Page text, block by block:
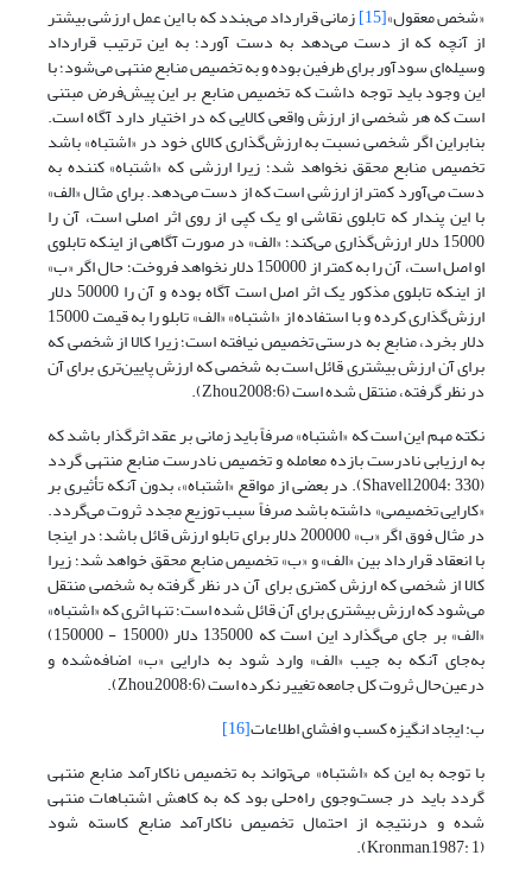
«شخص معقول»[15] زمانی قرارداد می‌بندد که با این عمل ارزشی بیشتر
از آنچه که از دست می‌دهد به دست آورد؛ به ‌این ‌ترتیب قرارداد
وسیله‌ای سودآور برای طرفین بوده و به تخصیص منابع منتهی می‌شود؛ با
این ‌وجود باید توجه داشت که تخصیص منابع بر این پیش‌فرض مبتنی
است که هر شخصی از ارزش واقعی کالایی که در اختیار دارد آگاه است.
بنابراین اگر شخصی نسبت به ارزش‌گذاری کالای خود در «اشتباه» باشد
تخصیص منابع محقق نخواهد شد؛ زیرا ارزشی که «اشتباه» کننده به
دست می‌آورد کمتر از ارزشی است که از دست می‌دهد. برای مثال «الف»
با این پندار که تابلوی نقاشی او یک کپی از روی اثر اصلی است، آن را
15000 دلار ارزش‌گذاری می‌کند؛ «الف» در صورت آگاهی از اینکه تابلوی
او اصل است، آن را به کمتر از 150000 دلار نخواهد فروخت؛ حال اگر «ب»
از اینکه تابلوی مذکور یک اثر اصل است آگاه بوده و آن را 50000 دلار
ارزش‌گذاری کرده و با استفاده از «اشتباه» «الف» تابلو را به قیمت 15000
دلار بخرد، منابع به درستی تخصیص نیافته است؛ زیرا کالا از شخصی که
برای آن ارزش بیشتری قائل است به شخصی که ارزش پایین‌تری برای آن
در نظر گرفته، منتقل شده است (Zhou,2008:6).
نکته مهم این است که «اشتباه» صرفاً باید زمانی بر عقد اثرگذار باشد که
به ارزیابی نادرست بازده معامله و تخصیص نادرست منابع منتهی ‌گردد
(Shavell,2004: 330). در بعضی از مواقع «اشتباه»، بدون آنکه تأثیری بر
«کارایی تخصیصی» داشته باشد صرفاً سبب توزیع مجدد ثروت می‌گردد.
در مثال فوق اگر «ب» 200000 دلار برای تابلو ارزش قائل باشد؛ در اینجا
با انعقاد قرارداد بین «الف» و «ب» تخصیص منابع محقق خواهد شد؛ زیرا
کالا از شخصی که ارزش کمتری برای آن در نظر گرفته به شخصی منتقل
می‌شود که ارزش بیشتری برای آن قائل شده است؛ تنها اثری که «اشتباه»
«الف» بر جای می‌گذارد این است که 135000 دلار (15000 - 150000)
به‌جای آنکه به جیب «الف» وارد شود به دارایی «ب» اضافه‌شده و
درعین‌حال ثروت کل جامعه تغییر نکرده است (Zhou,2008:6).
ب: ایجاد انگیزه کسب و افشای اطلاعات[16]
با توجه به این که «اشتباه» می‌تواند به تخصیص ناکارآمد منابع منتهی
گردد باید در جست‌وجوی راه‌حلی بود که به کاهش اشتباهات منتهی
شده و درنتیجه از احتمال تخصیص ناکارآمد منابع کاسته شود
(Kronman,1987: 1).